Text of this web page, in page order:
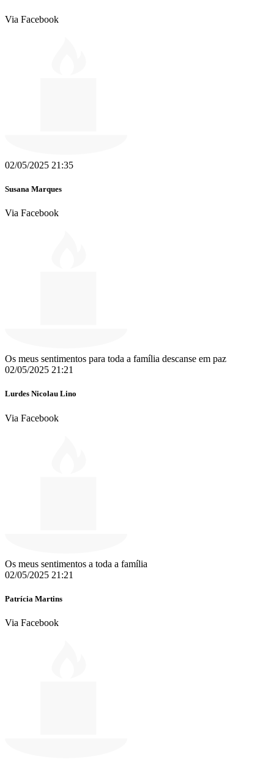
Via Facebook
02/05/2025 21:35
Susana Marques
Via Facebook
Os meus sentimentos para toda a família descanse em paz
02/05/2025 21:21
Lurdes Nicolau Lino
Via Facebook
Os meus sentimentos a toda a família
02/05/2025 21:21
Patrícia Martins
Via Facebook